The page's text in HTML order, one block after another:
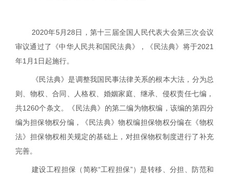
2020年5 月 28日，第十三届全国人民代表大会第三次会议
审议通过了《中华人民共和国民法典》，《民法典》将于2021
年1 月 1 日起施行。
《民法典》是调整我国民事法律关系的根本大法，分为总
则、物权、合同、人格权、婚姻家庭、继承、侵权责任七编，
共1260个条文。《民法典》的第二编为物权编，该编的第四分
编为担保物权分编，《民法典》物权编担保物权分编在《物权
法》担保物权相关规定的基础上，对担保物权制度进行了补充
完善。
建设工程担保（简称“工程担保”）是转移、分担、防范和